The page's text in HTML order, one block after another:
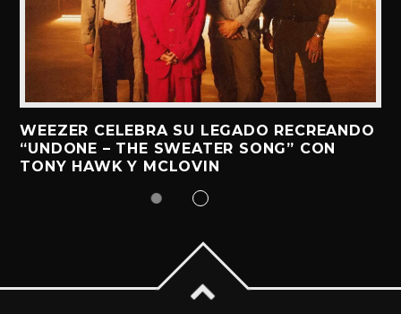
WEEZER CELEBRA SU LEGADO RECREANDO
“UNDONE – THE SWEATER SONG” CON
TONY HAWK Y MCLOVIN